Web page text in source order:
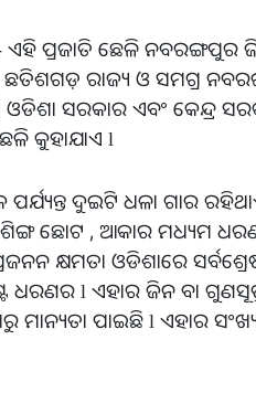
ଏହି ପ୍ରଜାତି ଛେଳି ନବରଙ୍ଗପୁର
, ଛତିଶଗଡ଼ ରାଜ୍ୟ ଓ ସମଗ୍ର
ଓଡିଶା ସରକାର ଏବଂ କେନ୍ଦ୍ର
କୁହାଯାଏ l
ଦୁଇଟି ଧଳା ଗାର
ଛୋଟ , ଆକାର ମଧ୍ୟମ
କ୍ଷମତା ଓଡିଶାରେ
ଧରଣର l ଏହାର ଜିନ ବା
ମାନ୍ୟତା ପାଇଛି l ଏହାର